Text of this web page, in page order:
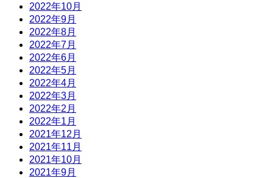
2022年10月
2022年9月
2022年8月
2022年7月
2022年6月
2022年5月
2022年4月
2022年3月
2022年2月
2022年1月
2021年12月
2021年11月
2021年10月
2021年9月